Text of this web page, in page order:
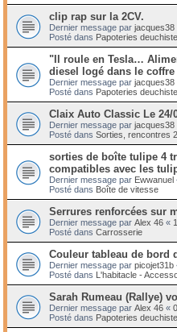
clip rap sur la 2CV.
Dernier message par jacques38
Posté dans Papoteries
"Il roule en Tesla…
diesel logé dans le
Dernier message par jacques38
Posté dans Papoteries
Claix Auto Classic Le 24/
Dernier message par jacques38
Posté dans Sorties, rencontres
sorties de boîte tulipe 4
compatibles avec les
Dernier message par Ewwanuel
Posté dans Boîte de vitesse
Serrures renforcées sur
Dernier message par Alex 46 «
Posté dans Carrosserie
Couleur tableau de bord
Dernier message par picojet31b
Posté dans L'habitacle -
Sarah Rumeau (Rallye)
Dernier message par Alex 46 «
Posté dans Papoteries